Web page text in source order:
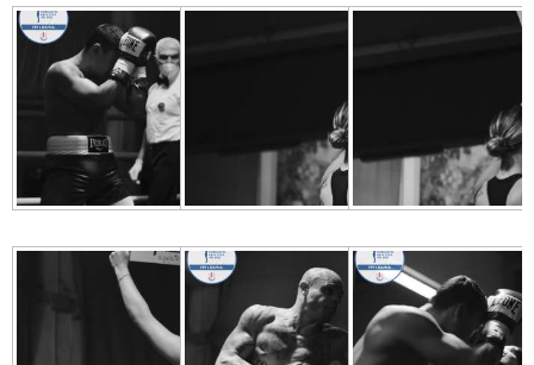
TECNICI
AFFILIAZIONE E TESSERAMENTO
CARTE FEDERALI
FORMAZIONE